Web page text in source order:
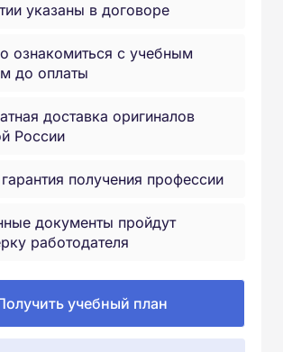
указаны в договоре
ознакомиться с учебным
до оплаты
доставка оригиналов
России
получения профессии
документы пройдут
работодателя
учебный план